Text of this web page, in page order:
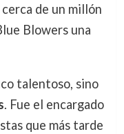
de un millón
Blowers una
talentoso, sino
. Fue el encargado
que más tarde